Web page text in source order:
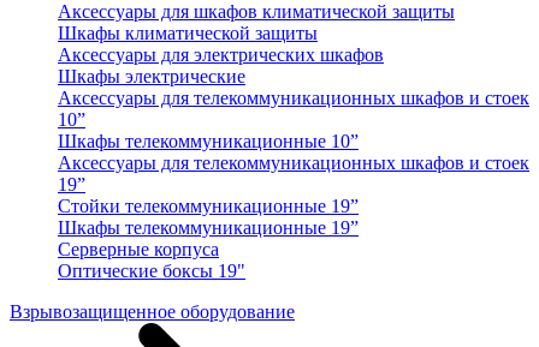
Аксессуары для шкафов климатической защиты
Шкафы климатической защиты
Аксессуары для электрических шкафов
Шкафы электрические
Аксессуары для телекоммуникационных шкафов и стоек
10”
Шкафы телекоммуникационные 10”
Аксессуары для телекоммуникационных шкафов и стоек
19”
Стойки телекоммуникационные 19”
Шкафы телекоммуникационные 19”
Серверные корпуса
Оптические боксы 19"
Взрывозащищенное оборудование